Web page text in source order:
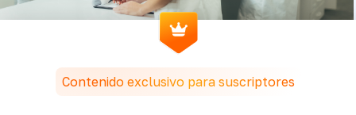
FARMATIPSContenido exclusivo para suscriptores